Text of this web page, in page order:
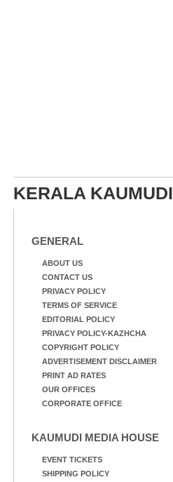
KERALA KAUMUDI
GENERAL
ABOUT US
CONTACT US
PRIVACY POLICY
TERMS OF SERVICE
EDITORIAL POLICY
PRIVACY POLICY-KAZHCHA
COPYRIGHT POLICY
ADVERTISEMENT DISCLAIMER
PRINT AD RATES
OUR OFFICES
CORPORATE OFFICE
KAUMUDI MEDIA HOUSE
EVENT TICKETS
SHIPPING POLICY